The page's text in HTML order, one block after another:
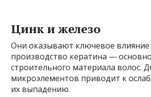
Цинк и железо
Они оказывают ключевое влияние
производство кератина —
строительного материала волос.
микроэлементов приводит к
их выпадению.